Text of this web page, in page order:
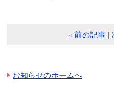
« 前の記事 |
お知らせのホームへ